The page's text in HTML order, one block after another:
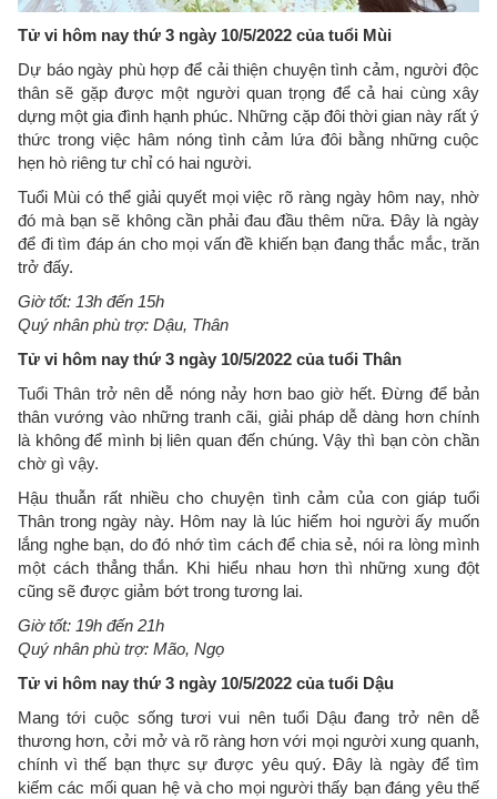
Tử vi hôm nay thứ 3 ngày 10/5/2022 của tuổi Mùi
Dự báo ngày phù hợp để cải thiện chuyện tình cảm, người độc
thân sẽ gặp được một người quan trọng để cả hai cùng xây
dựng một gia đình hạnh phúc. Những cặp đôi thời gian này rất ý
thức trong việc hâm nóng tình cảm lứa đôi bằng những cuộc
hẹn hò riêng tư chỉ có hai người.
Tuổi Mùi có thể giải quyết mọi việc rõ ràng ngày hôm nay, nhờ
đó mà bạn sẽ không cần phải đau đầu thêm nữa. Đây là ngày
để đi tìm đáp án cho mọi vấn đề khiến bạn đang thắc mắc, trăn
trở đấy.
Giờ tốt: 13h đến 15h
Quý nhân phù trợ: Dậu, Thân
Tử vi hôm nay thứ 3 ngày 10/5/2022 của tuổi Thân
Tuổi Thân trở nên dễ nóng nảy hơn bao giờ hết. Đừng để bản
thân vướng vào những tranh cãi, giải pháp dễ dàng hơn chính
là không để mình bị liên quan đến chúng. Vậy thì bạn còn chần
chờ gì vậy.
Hậu thuẫn rất nhiều cho chuyện tình cảm của con giáp tuổi
Thân trong ngày này. Hôm nay là lúc hiếm hoi người ấy muốn
lắng nghe bạn, do đó nhớ tìm cách để chia sẻ, nói ra lòng mình
một cách thẳng thắn. Khi hiểu nhau hơn thì những xung đột
cũng sẽ được giảm bớt trong tương lai.
Giờ tốt: 19h đến 21h
Quý nhân phù trợ: Mão, Ngọ
Tử vi hôm nay thứ 3 ngày 10/5/2022 của tuổi Dậu
Mang tới cuộc sống tươi vui nên tuổi Dậu đang trở nên dễ
thương hơn, cởi mở và rõ ràng hơn với mọi người xung quanh,
chính vì thế bạn thực sự được yêu quý. Đây là ngày để tìm
kiếm các mối quan hệ và cho mọi người thấy bạn đáng yêu thế